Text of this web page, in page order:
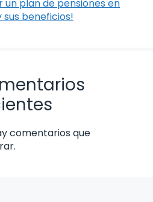
un plan de pensiones en
sus beneficios!
comentarios que